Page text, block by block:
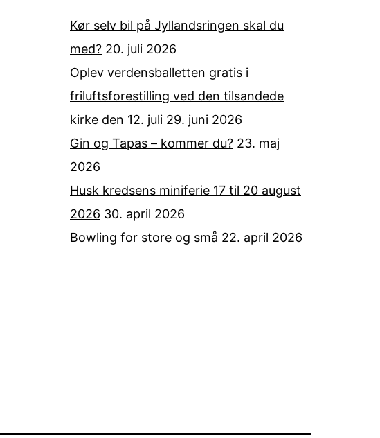
Kør selv bil på Jyllandsringen skal du
med? 20. juli 2026
Oplev verdensballetten gratis i
friluftsforestilling ved den tilsandede
kirke den 12. juli 29. juni 2026
Gin og Tapas – kommer du? 23. maj
2026
Husk kredsens miniferie 17 til 20 august
2026 30. april 2026
Bowling for store og små 22. april 2026